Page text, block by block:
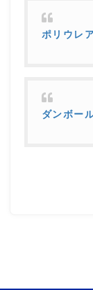
ポリウレ
ダンボー